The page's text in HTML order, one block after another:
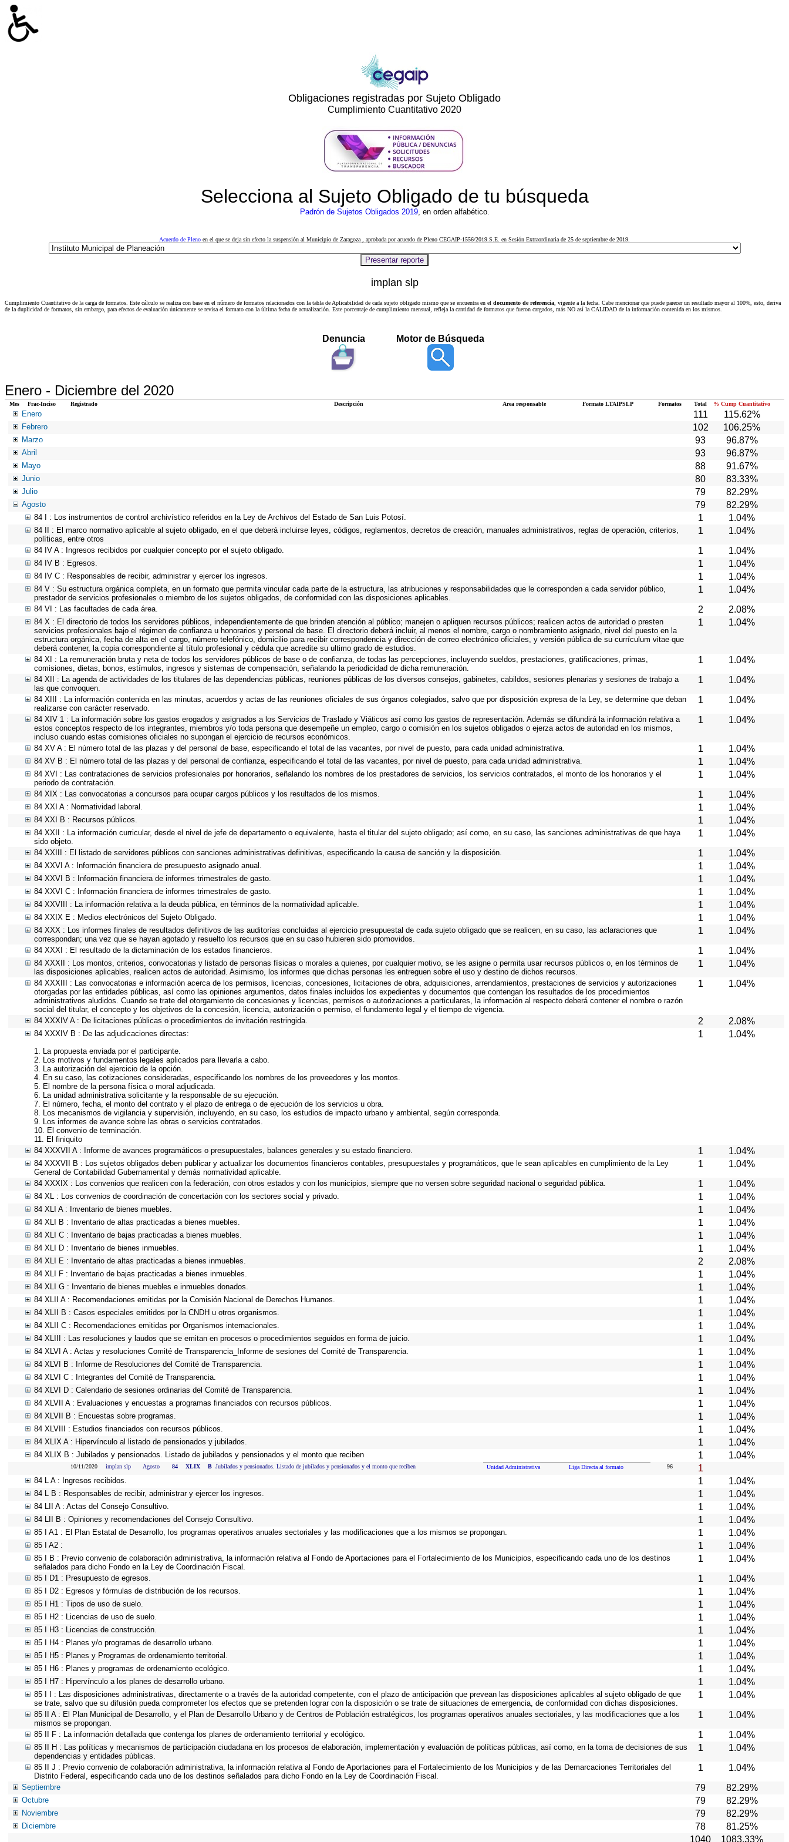
Obligaciones registradas por Sujeto Obligado
Cumplimiento Cuantitativo 2020
Selecciona al Sujeto Obligado de tu búsqueda
Padrón de Sujetos Obligados 2019, en orden alfabético.
Acuerdo de Pleno en el que se deja sin efecto la suspensión al Municipio de Zaragoza , aprobada por acuerdo de Pleno CEGAIP-1556/2019.S.E. en Sesión Extraordinaria de 25 de septiembre de 2019.
implan slp
Cumplimiento Cuantitativo de la carga de formatos. Este cálculo se realiza con base en el número de formatos relacionados con la tabla de Aplicabilidad de cada sujeto obligado mismo que se encuentra en el documento de referencia , vigente a la fecha. Cabe mencionar que puede parecer un resultado mayor al 100%, esto, deriva
de la duplicidad de formatos, sin embargo, para efectos de evaluación únicamente se revisa el formato con la última fecha de actualización. Este porcentaje de cumplimiento mensual, refleja la cantidad de formatos que fueron cargados, más NO así la CALIDAD de la información contenida en los mismos.
Denuncia Motor de Búsqueda
Enero - Diciembre del 2020
Mes Frac-Inciso Registrado Descripción Area responsable Formato LTAIPSLP Formatos Total % Cump Cuantitativo
Enero 111 115.62%
Febrero 102 106.25%
Marzo 93 96.87%
Abril 93 96.87%
Mayo 88 91.67%
Junio 80 83.33%
Julio 79 82.29%
Agosto 79 82.29%
84 I : Los instrumentos de control archivístico referidos en la Ley de Archivos del Estado de San Luis Potosí. 1 1.04%
84 II : El marco normativo aplicable al sujeto obligado, en el que deberá incluirse leyes, códigos, reglamentos, decretos de creación, manuales administrativos, reglas de operación, criterios,
políticas, entre otros
1 1.04%
84 IV A : Ingresos recibidos por cualquier concepto por el sujeto obligado. 1 1.04%
84 IV B : Egresos. 1 1.04%
84 IV C : Responsables de recibir, administrar y ejercer los ingresos. 1 1.04%
84 V : Su estructura orgánica completa, en un formato que permita vincular cada parte de la estructura, las atribuciones y responsabilidades que le corresponden a cada servidor público,
prestador de servicios profesionales o miembro de los sujetos obligados, de conformidad con las disposiciones aplicables.
1 1.04%
84 VI : Las facultades de cada área. 2 2.08%
84 X : El directorio de todos los servidores públicos, independientemente de que brinden atención al público; manejen o apliquen recursos públicos; realicen actos de autoridad o presten
servicios profesionales bajo el régimen de confianza u honorarios y personal de base. El directorio deberá incluir, al menos el nombre, cargo o nombramiento asignado, nivel del puesto en la
estructura orgánica, fecha de alta en el cargo, número telefónico, domicilio para recibir correspondencia y dirección de correo electrónico oficiales, y versión pública de su currículum vitae que
deberá contener, la copia correspondiente al título profesional y cédula que acredite su ultimo grado de estudios.
1 1.04%
84 XI : La remuneración bruta y neta de todos los servidores públicos de base o de confianza, de todas las percepciones, incluyendo sueldos, prestaciones, gratificaciones, primas,
comisiones, dietas, bonos, estímulos, ingresos y sistemas de compensación, señalando la periodicidad de dicha remuneración.
1 1.04%
84 XII : La agenda de actividades de los titulares de las dependencias públicas, reuniones públicas de los diversos consejos, gabinetes, cabildos, sesiones plenarias y sesiones de trabajo a
las que convoquen.
1 1.04%
84 XIII : La información contenida en las minutas, acuerdos y actas de las reuniones oficiales de sus órganos colegiados, salvo que por disposición expresa de la Ley, se determine que deban
realizarse con carácter reservado.
1 1.04%
84 XIV 1 : La información sobre los gastos erogados y asignados a los Servicios de Traslado y Viáticos así como los gastos de representación. Además se difundirá la información relativa a
estos conceptos respecto de los integrantes, miembros y/o toda persona que desempeñe un empleo, cargo o comisión en los sujetos obligados o ejerza actos de autoridad en los mismos,
incluso cuando estas comisiones oficiales no supongan el ejercicio de recursos económicos.
1 1.04%
84 XV A : El número total de las plazas y del personal de base, especificando el total de las vacantes, por nivel de puesto, para cada unidad administrativa. 1 1.04%
84 XV B : El número total de las plazas y del personal de confianza, especificando el total de las vacantes, por nivel de puesto, para cada unidad administrativa. 1 1.04%
84 XVI : Las contrataciones de servicios profesionales por honorarios, señalando los nombres de los prestadores de servicios, los servicios contratados, el monto de los honorarios y el
periodo de contratación.
1 1.04%
84 XIX : Las convocatorias a concursos para ocupar cargos públicos y los resultados de los mismos. 1 1.04%
84 XXI A : Normatividad laboral. 1 1.04%
84 XXI B : Recursos públicos. 1 1.04%
84 XXII : La información curricular, desde el nivel de jefe de departamento o equivalente, hasta el titular del sujeto obligado; así como, en su caso, las sanciones administrativas de que haya
sido objeto.
1 1.04%
84 XXIII : El listado de servidores públicos con sanciones administrativas definitivas, especificando la causa de sanción y la disposición. 1 1.04%
84 XXVI A : Información financiera de presupuesto asignado anual. 1 1.04%
84 XXVI B : Información financiera de informes trimestrales de gasto. 1 1.04%
84 XXVI C : Información financiera de informes trimestrales de gasto. 1 1.04%
84 XXVIII : La información relativa a la deuda pública, en términos de la normatividad aplicable. 1 1.04%
84 XXIX E : Medios electrónicos del Sujeto Obligado. 1 1.04%
84 XXX : Los informes finales de resultados definitivos de las auditorías concluidas al ejercicio presupuestal de cada sujeto obligado que se realicen, en su caso, las aclaraciones que
correspondan; una vez que se hayan agotado y resuelto los recursos que en su caso hubieren sido promovidos.
1 1.04%
84 XXXI : El resultado de la dictaminación de los estados financieros. 1 1.04%
84 XXXII : Los montos, criterios, convocatorias y listado de personas físicas o morales a quienes, por cualquier motivo, se les asigne o permita usar recursos públicos o, en los términos de
las disposiciones aplicables, realicen actos de autoridad. Asimismo, los informes que dichas personas les entreguen sobre el uso y destino de dichos recursos.
1 1.04%
84 XXXIII : Las convocatorias e información acerca de los permisos, licencias, concesiones, licitaciones de obra, adquisiciones, arrendamientos, prestaciones de servicios y autorizaciones
otorgadas por las entidades públicas, así como las opiniones argumentos, datos finales incluidos los expedientes y documentos que contengan los resultados de los procedimientos
administrativos aludidos. Cuando se trate del otorgamiento de concesiones y licencias, permisos o autorizaciones a particulares, la información al respecto deberá contener el nombre o razón
social del titular, el concepto y los objetivos de la concesión, licencia, autorización o permiso, el fundamento legal y el tiempo de vigencia.
1 1.04%
84 XXXIV A : De licitaciones públicas o procedimientos de invitación restringida. 2 2.08%
84 XXXIV B : De las adjudicaciones directas:
1. La propuesta enviada por el participante.
2. Los motivos y fundamentos legales aplicados para llevarla a cabo.
3. La autorización del ejercicio de la opción.
4. En su caso, las cotizaciones consideradas, especificando los nombres de los proveedores y los montos.
5. El nombre de la persona física o moral adjudicada.
6. La unidad administrativa solicitante y la responsable de su ejecución.
7. El número, fecha, el monto del contrato y el plazo de entrega o de ejecución de los servicios u obra.
8. Los mecanismos de vigilancia y supervisión, incluyendo, en su caso, los estudios de impacto urbano y ambiental, según corresponda.
9. Los informes de avance sobre las obras o servicios contratados.
10. El convenio de terminación.
11. El finiquito
1 1.04%
84 XXXVII A : Informe de avances programáticos o presupuestales, balances generales y su estado financiero. 1 1.04%
84 XXXVII B : Los sujetos obligados deben publicar y actualizar los documentos financieros contables, presupuestales y programáticos, que le sean aplicables en cumplimiento de la Ley
General de Contabilidad Gubernamental y demás normatividad aplicable.
1 1.04%
84 XXXIX : Los convenios que realicen con la federación, con otros estados y con los municipios, siempre que no versen sobre seguridad nacional o seguridad pública. 1 1.04%
84 XL : Los convenios de coordinación de concertación con los sectores social y privado. 1 1.04%
84 XLI A : Inventario de bienes muebles. 1 1.04%
84 XLI B : Inventario de altas practicadas a bienes muebles. 1 1.04%
84 XLI C : Inventario de bajas practicadas a bienes muebles. 1 1.04%
84 XLI D : Inventario de bienes inmuebles. 1 1.04%
84 XLI E : Inventario de altas practicadas a bienes inmuebles. 2 2.08%
84 XLI F : Inventario de bajas practicadas a bienes inmuebles. 1 1.04%
84 XLI G : Inventario de bienes muebles e inmuebles donados. 1 1.04%
84 XLII A : Recomendaciones emitidas por la Comisión Nacional de Derechos Humanos. 1 1.04%
84 XLII B : Casos especiales emitidos por la CNDH u otros organismos. 1 1.04%
84 XLII C : Recomendaciones emitidas por Organismos internacionales. 1 1.04%
84 XLIII : Las resoluciones y laudos que se emitan en procesos o procedimientos seguidos en forma de juicio. 1 1.04%
84 XLVI A : Actas y resoluciones Comité de Transparencia_Informe de sesiones del Comité de Transparencia. 1 1.04%
84 XLVI B : Informe de Resoluciones del Comité de Transparencia. 1 1.04%
84 XLVI C : Integrantes del Comité de Transparencia. 1 1.04%
84 XLVI D : Calendario de sesiones ordinarias del Comité de Transparencia. 1 1.04%
84 XLVII A : Evaluaciones y encuestas a programas financiados con recursos públicos. 1 1.04%
84 XLVII B : Encuestas sobre programas. 1 1.04%
84 XLVIII : Estudios financiados con recursos públicos. 1 1.04%
84 XLIX A : Hipervínculo al listado de pensionados y jubilados. 1 1.04%
84 XLIX B : Jubilados y pensionados. Listado de jubilados y pensionados y el monto que reciben 1 1.04%
10/11/2020 implan slp Agosto 84 XLIX B Jubilados y pensionados. Listado de jubilados y pensionados y el monto que reciben Unidad Administrativa Liga Directa al formato 96 1
84 L A : Ingresos recibidos. 1 1.04%
84 L B : Responsables de recibir, administrar y ejercer los ingresos. 1 1.04%
84 LII A : Actas del Consejo Consultivo. 1 1.04%
84 LII B : Opiniones y recomendaciones del Consejo Consultivo. 1 1.04%
85 I A1 : El Plan Estatal de Desarrollo, los programas operativos anuales sectoriales y las modificaciones que a los mismos se propongan. 1 1.04%
85 I A2 : 1 1.04%
85 I B : Previo convenio de colaboración administrativa, la información relativa al Fondo de Aportaciones para el Fortalecimiento de los Municipios, especificando cada uno de los destinos
señalados para dicho Fondo en la Ley de Coordinación Fiscal.
1 1.04%
85 I D1 : Presupuesto de egresos. 1 1.04%
85 I D2 : Egresos y fórmulas de distribución de los recursos. 1 1.04%
85 I H1 : Tipos de uso de suelo. 1 1.04%
85 I H2 : Licencias de uso de suelo. 1 1.04%
85 I H3 : Licencias de construcción. 1 1.04%
85 I H4 : Planes y/o programas de desarrollo urbano. 1 1.04%
85 I H5 : Planes y Programas de ordenamiento territorial. 1 1.04%
85 I H6 : Planes y programas de ordenamiento ecológico. 1 1.04%
85 I H7 : Hipervínculo a los planes de desarrollo urbano. 1 1.04%
85 I I : Las disposiciones administrativas, directamente o a través de la autoridad competente, con el plazo de anticipación que prevean las disposiciones aplicables al sujeto obligado de que
se trate, salvo que su difusión pueda comprometer los efectos que se pretenden lograr con la disposición o se trate de situaciones de emergencia, de conformidad con dichas disposiciones.
1 1.04%
85 II A : El Plan Municipal de Desarrollo, y el Plan de Desarrollo Urbano y de Centros de Población estratégicos, los programas operativos anuales sectoriales, y las modificaciones que a los
mismos se propongan.
1 1.04%
85 II F : La información detallada que contenga los planes de ordenamiento territorial y ecológico. 1 1.04%
85 II H : Las políticas y mecanismos de participación ciudadana en los procesos de elaboración, implementación y evaluación de políticas públicas, así como, en la toma de decisiones de sus
dependencias y entidades públicas.
1 1.04%
85 II J : Previo convenio de colaboración administrativa, la información relativa al Fondo de Aportaciones para el Fortalecimiento de los Municipios y de las Demarcaciones Territoriales del
Distrito Federal, especificando cada uno de los destinos señalados para dicho Fondo en la Ley de Coordinación Fiscal.
1 1.04%
Septiembre 79 82.29%
Octubre 79 82.29%
Noviembre 79 82.29%
Diciembre 78
81.25%
1040
1083.33%